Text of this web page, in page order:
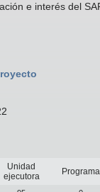
e interés del
Unidad
ejecutora
Programa